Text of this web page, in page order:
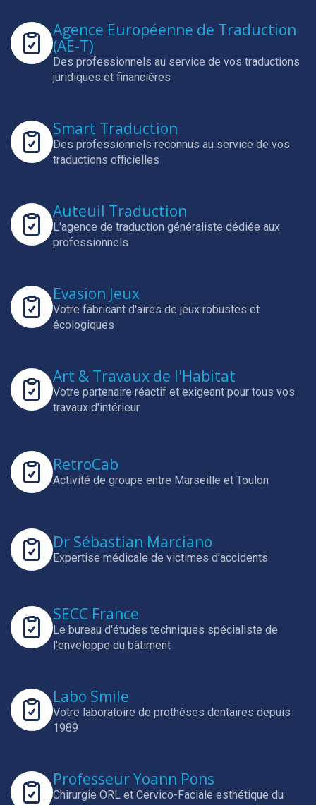
Agence Européenne de Traduction
(AE-T)
Des professionnels au service de vos traductions
juridiques et financières
Smart Traduction
Des professionnels reconnus au service de vos
traductions officielles
Auteuil Traduction
L'agence de traduction généraliste dédiée aux
professionnels
Evasion Jeux
Votre fabricant d'aires de jeux robustes et
écologiques
Art & Travaux de l'Habitat
Votre partenaire réactif et exigeant pour tous vos
travaux d'intérieur
RetroCab
Activité de groupe entre Marseille et Toulon
Dr Sébastian Marciano
Expertise médicale de victimes d'accidents
SECC France
Le bureau d'études techniques spécialiste de
l'enveloppe du bâtiment
Labo Smile
Votre laboratoire de prothèses dentaires depuis
1989
Professeur Yoann Pons
Chirurgie ORL et Cervico-Faciale esthétique du